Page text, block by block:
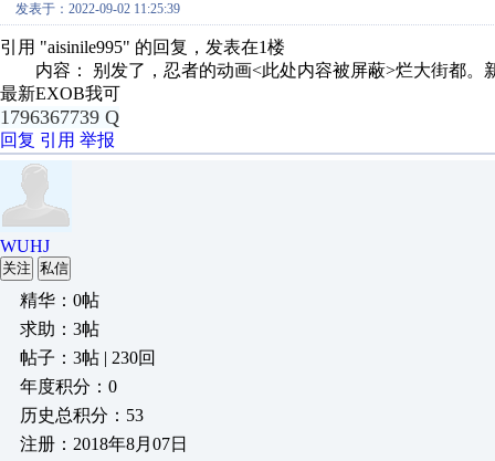
发表于：2022-09-02 11:25:39
引用 "aisinile995" 的回复，发表在1楼
内容： 别发了，忍者的动画<此处内容被屏蔽>烂大街都。
最新EXOB我可
1796367739 Q
回复 引用 举报
WUHJ
关注 私信
精华：0帖
求助：3帖
帖子：3帖 | 230回
年度积分：0
历史总积分：53
注册：2018年8月07日